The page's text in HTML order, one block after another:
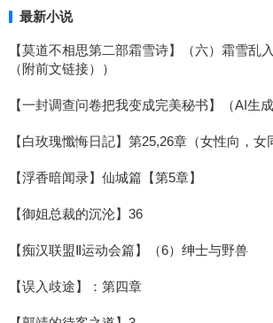
最新小说
【莫道不相思第二部霜雪诗】（六）霜雪乱
（附前文链接））
【一封调查问卷把我变成完美秘书】（AI生成
【白玫瑰懺悔日記】第25,26章（女性向，女
【浮香暗闻录】仙城篇【第5章】
【御姐总裁的沉沦】36
【痴汉联盟Ⅱ运动会篇】（6）绅士与野兽
【误入歧途】：第四章